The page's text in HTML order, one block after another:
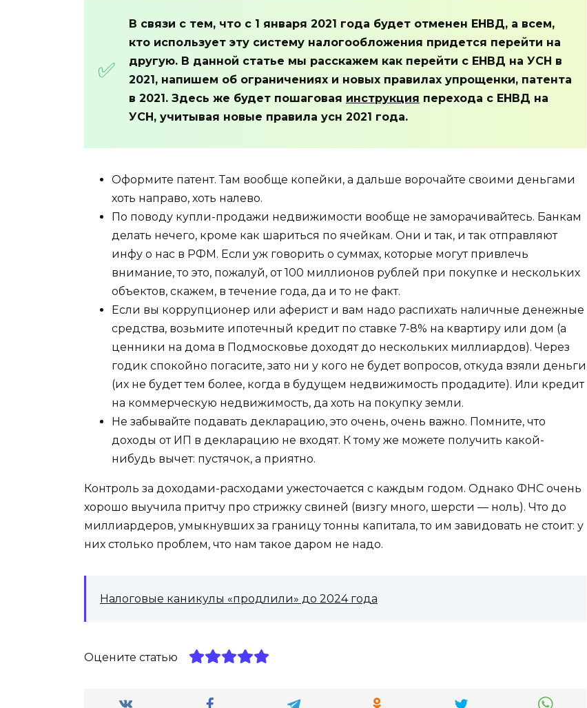
В связи с тем, что с 1 января 2021 года будет отменен ЕНВД, а всем,
кто использует эту систему налогообложения придется перейти на
другую. В данной статье мы расскажем как перейти с ЕНВД на УСН в
2021, напишем об ограничениях и новых правилах упрощенки, патента
в 2021. Здесь же будет пошаговая инструкция перехода с ЕНВД на
УСН, учитывая новые правила усн 2021 года.
Оформите патент. Там вообще копейки, а дальше ворочайте своими деньгами
хоть направо, хоть налево.
По поводу купли-продажи недвижимости вообще не заморачивайтесь. Банкам
делать нечего, кроме как шариться по ячейкам. Они и так, и так отправляют
инфу о нас в РФМ. Если уж говорить о суммах, которые могут привлечь
внимание, то это, пожалуй, от 100 миллионов рублей при покупке и нескольких
объектов, скажем, в течение года, да и то не факт.
Если вы коррупционер или аферист и вам надо распихать наличные денежные
средства, возьмите ипотечный кредит по ставке 7-8% на квартиру или дом (а
ценники на дома в Подмосковье доходят до нескольких миллиардов). Через
годик спокойно погасите, зато ни у кого не будет вопросов, откуда взяли деньги
(их не будет тем более, когда в будущем недвижимость продадите). Или кредит
на коммерческую недвижимость, да хоть на покупку земли.
Не забывайте подавать декларацию, это очень, очень важно. Помните, что
доходы от ИП в декларацию не входят. К тому же можете получить какой-
нибудь вычет: пустячок, а приятно.
Контроль за доходами-расходами ужесточается с каждым годом. Однако ФНС очень
хорошо выучила притчу про стрижку свиней (визгу много, шерсти — ноль). Что до
миллиардеров, умыкнувших за границу тонны капитала, то им завидовать не стоит: у
них столько проблем, что нам такое даром не надо.
Налоговые каникулы «продлили» до 2024 года
Оцените статью